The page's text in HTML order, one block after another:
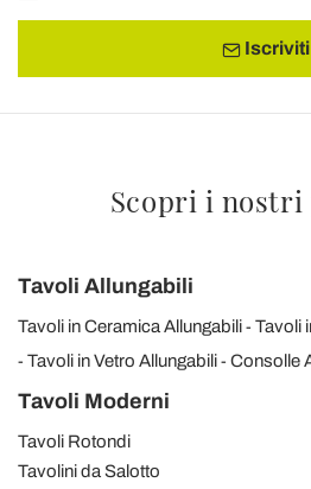
Iscriviti
Scopri i
Tavoli Allungabili
Tavoli in Ceramica Allungabili
Tavoli
Tavoli in Vetro Allungabili
Consolle
Tavoli Moderni
Tavoli Rotondi
Tavolini da Salotto